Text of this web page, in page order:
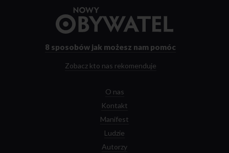
strony
8 sposobów jak możesz nam pomóc
Zobacz kto nas rekomenduje
O nas
Kontakt
Manifest
Ludzie
Autorzy